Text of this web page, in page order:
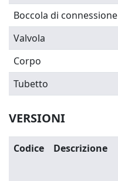
Boccola di connessione
Valvola
Corpo
Tubetto
VERSIONI
Codice Descrizione